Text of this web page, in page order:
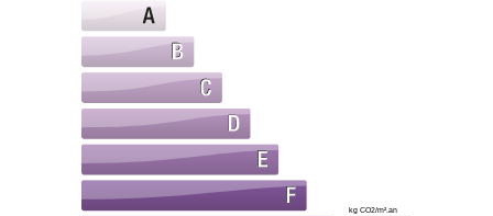
kg CO2/m².an